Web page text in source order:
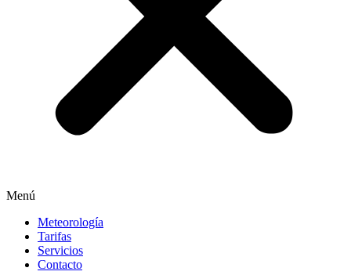
Menú
Meteorología
Tarifas
Servicios
Contacto